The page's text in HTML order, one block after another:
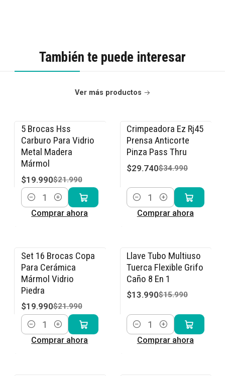
También te puede interesar
Ver más productos
-9% OFF
5 Brocas Hss
Carburo Para Vidrio
Metal Madera
Mármol
$19.990$21.990
Cantidad
Comprar ahora
-15% OFF
Crimpeadora Ez Rj45
Prensa Anticorte
Pinza Pass Thru
$29.740$34.990
Cantidad
Comprar ahora
-9% OFF
Set 16 Brocas Copa
Para Cerámica
Mármol Vidrio
Piedra
$19.990$21.990
Cantidad
Comprar ahora
-13% OFF
Llave Tubo Multiuso
Tuerca Flexible Grifo
Caño 8 En 1
$13.990$15.990
Cantidad
Comprar ahora